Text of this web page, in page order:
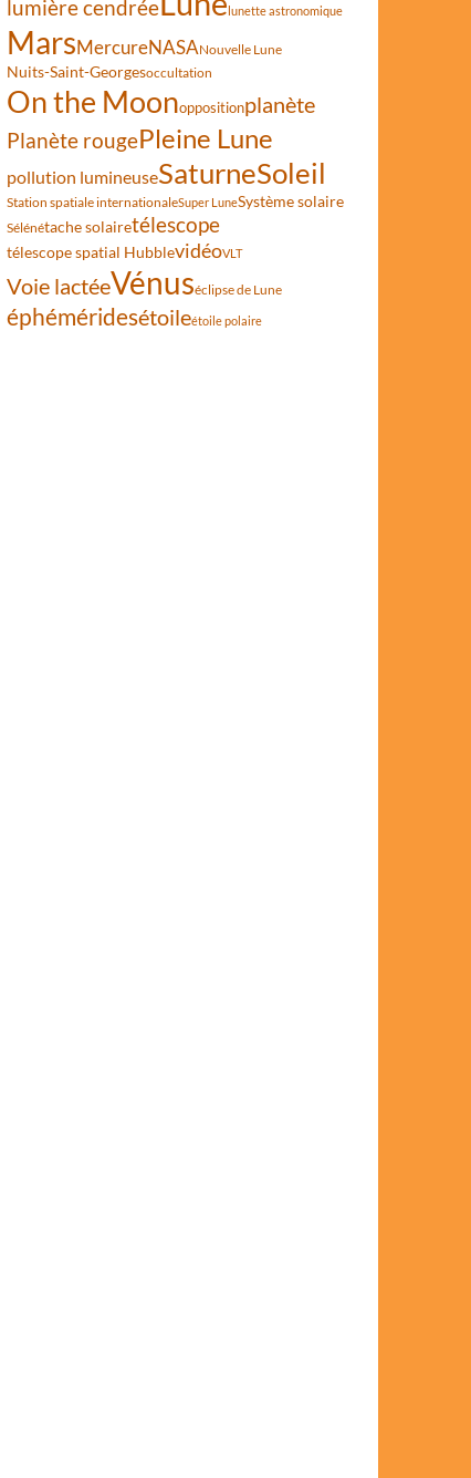
lumière cendrée lunette astronomique
MarsMercureNASANouvelle Lune
Nuits-Saint-Georgesoccultation
On the Moonoppositionplanète
Planète rougePleine Lune
pollution lumineuseSaturneSoleil
Station spatiale internationaleSuper LuneSystème solaire
Sélénétache solairetélescope
télescope spatial HubblevidéoVLT
Voie lactéeVénuséclipse de Lune
éphéméridesétoileétoile polaire